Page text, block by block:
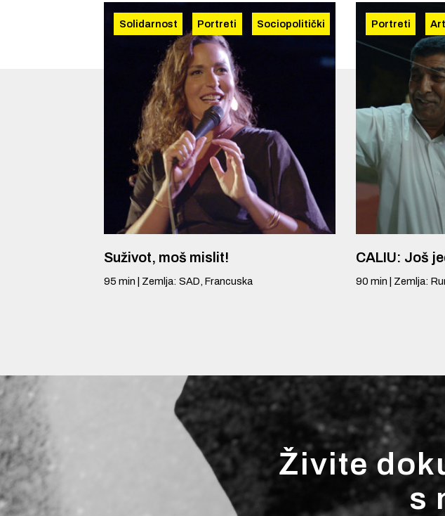
Solidarnost Portreti Sociopolitički
Suživot, moš mislit!
95 min Zemlja: SAD, Francuska
Portreti Art
CALIU: Još
90 min Zemlja:
Živite
s